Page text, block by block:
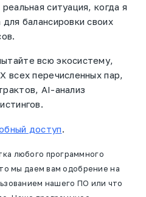
ситуация, когда я
балансировки своих
всю экосистему,
всех перечисленных пар,
AI-анализ
доступ.
любого программного
мы даем вам одобрение на
нашего ПО или что